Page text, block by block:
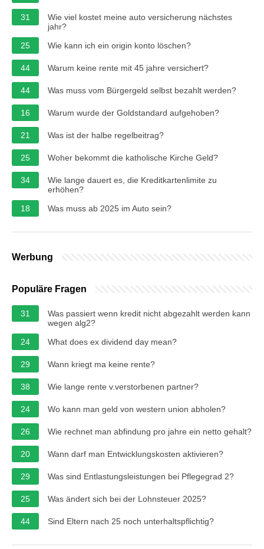
31
Wie viel kostet meine auto versicherung nächstes
jahr?
25
Wie kann ich ein origin konto löschen?
44 Warum keine rente mit 45 jahre versichert?
44 Was muss vom Bürgergeld selbst bezahlt werden?
16 Warum wurde der Goldstandard aufgehoben?
21 Was ist der halbe regelbeitrag?
25 Woher bekommt die katholische Kirche Geld?
34
Wie lange dauert es, die Kreditkartenlimite zu
erhöhen?
18
Was muss ab 2025 im Auto sein?
Werbung
Populäre Fragen
31
Was passiert wenn kredit nicht abgezahlt werden kann
wegen alg2?
24
What does ex dividend day mean?
29 Wann kriegt ma keine rente?
38 Wie lange rente v.verstorbenen partner?
24 Wo kann man geld von western union abholen?
26 Wie rechnet man abfindung pro jahre ein netto gehalt?
20 Wann darf man Entwicklungskosten aktivieren?
29 Was sind Entlastungsleistungen bei Pflegegrad 2?
25 Was ändert sich bei der Lohnsteuer 2025?
44 Sind Eltern nach 25 noch unterhaltspflichtig?